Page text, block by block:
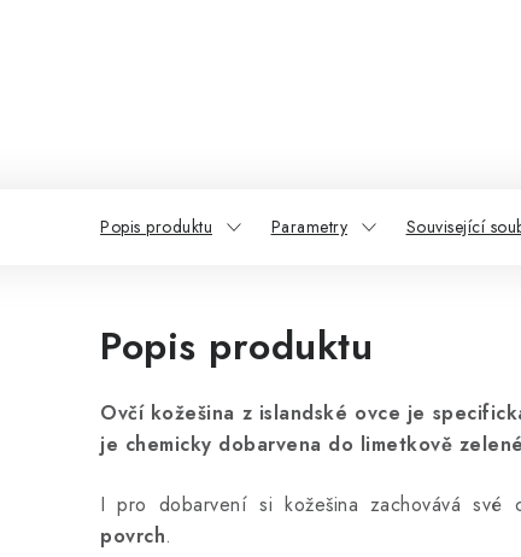
Popis produktu Parametry Související
Popis produktu
Ovčí kožešina z islandské ovce je
je chemicky dobarvena do limetkově
I pro dobarvení si kožešina zachovává své
povrch.